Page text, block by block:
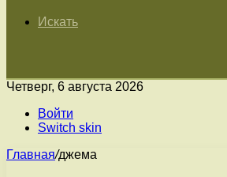
Искать
Четверг, 6 августа 2026
Войти
Switch skin
Главная/джема